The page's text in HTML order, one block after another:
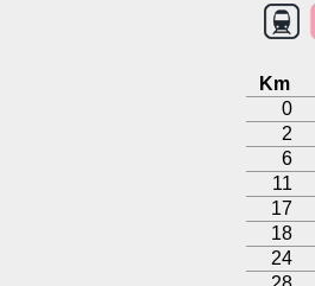
Km
0
2
6
11
17
18
24